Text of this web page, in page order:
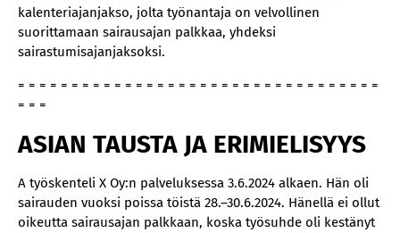
kalenteriajanjakso, jolta työnantaja on velvollinen
suorittamaan sairausajan palkkaa, yhdeksi
sairastumisajanjaksoksi.
= = = = = = = = = = = = = = = = = = = = = = = = = = = = = = = = = =
= = =
ASIAN TAUSTA JA ERIMIELISYYS
A työskenteli X Oy:n palveluksessa 3.6.2024 alkaen. Hän oli
sairauden vuoksi poissa töistä 28.–30.6.2024. Hänellä ei ollut
oikeutta sairausajan palkkaan, koska työsuhde oli kestänyt